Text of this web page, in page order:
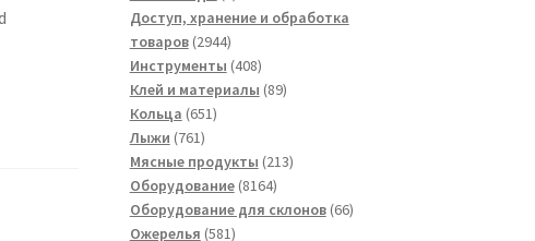
товаров
Доступ, хранение и обработка
товаров 29442944
товара
Инструменты 408408
товаров
Клей и материалы 8989
Кольца 651651
Лыжи 761761
товар
Мясные продукты 213213
Оборудование 81648164
товара
Оборудование для склонов 6666
Ожерелья 581581